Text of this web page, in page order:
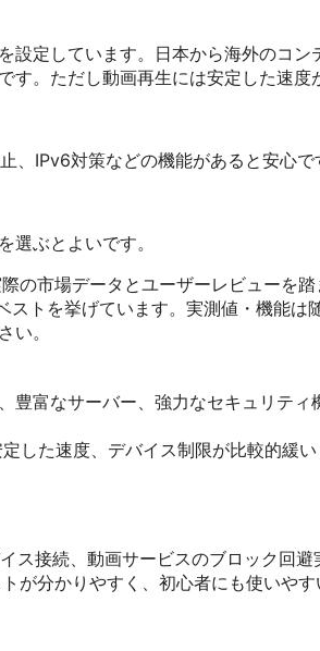
設定しています。日本から海外のコン
。ただし動画再生には安定した速度
、IPv6対策などの機能があると安心で
選ぶとよいです。
の市場データとユーザーレビューを
トを挙げています。実測値・機能は
い。
豊富なサーバー、強力なセキュリティ
した速度、デバイス制限が比較的緩い
ス接続、動画サービスのブロック回避
が分かりやすく、初心者にも使いやす